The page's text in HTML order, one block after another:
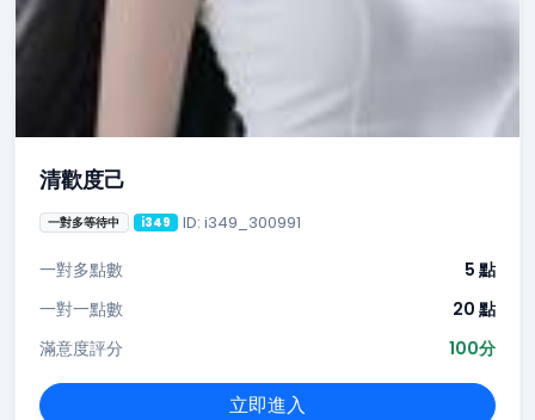
清歡度己
一對多等待中 i349 ID: i349_300991
一對多點數
5 點
一對一點數
20 點
滿意度評分
100分
立即進入